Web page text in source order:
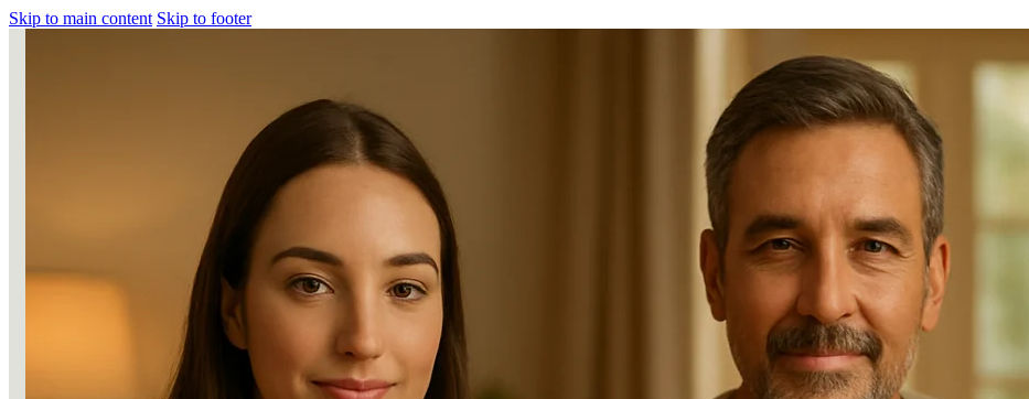
Skip to main content Skip to footer